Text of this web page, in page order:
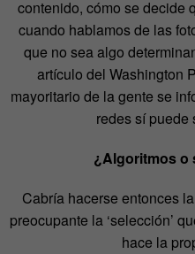
contenido, cómo se decide
cuando hablamos de las
que no sea algo
artículo del Washington
mayoritario de la gente se
redes sí puede
¿Algoritmos o
Cabría hacerse entonces
preocupante la ‘selección’
hace la